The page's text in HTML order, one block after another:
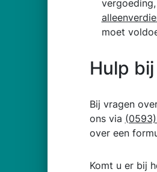
vergoeding,
moet
Hulp
Bij vragen
ons via
over een
Komt u er bij